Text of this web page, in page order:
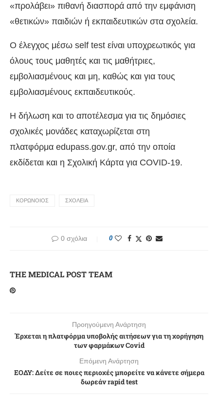
«προλάβει» πιθανή διασπορά από την εμφάνιση
«θετικών» παιδιών ή εκπαιδευτικών στα σχολεία.
Ο έλεγχος μέσω self test είναι υποχρεωτικός για
όλους τους μαθητές και τις μαθήτριες,
εμβολιασμένους και μη, καθώς και για τους
εμβολιασμένους εκπαιδευτικούς.
Η δήλωση και το αποτέλεσμα για τις δημόσιες
σχολικές μονάδες καταχωρίζεται στη
πλατφόρμα edupass.gov.gr, από την οποία
εκδίδεται και η Σχολική Κάρτα για COVID-19.
ΚΟΡΩΝΟΙΟΣ ΣΧΟΛΕΙΑ
0 σχόλια 0
THE MEDICAL POST TEAM
Προηγούμενη Ανάρτηση
Έρχεται η πλατφόρμα υποβολής αιτήσεων για τη χορήγηση
των φαρμάκων Covid
Επόμενη Ανάρτηση
ΕΟΔΥ: Δείτε σε ποιες περιοχές μπορείτε να κάνετε σήμερα
δωρεάν rapid test